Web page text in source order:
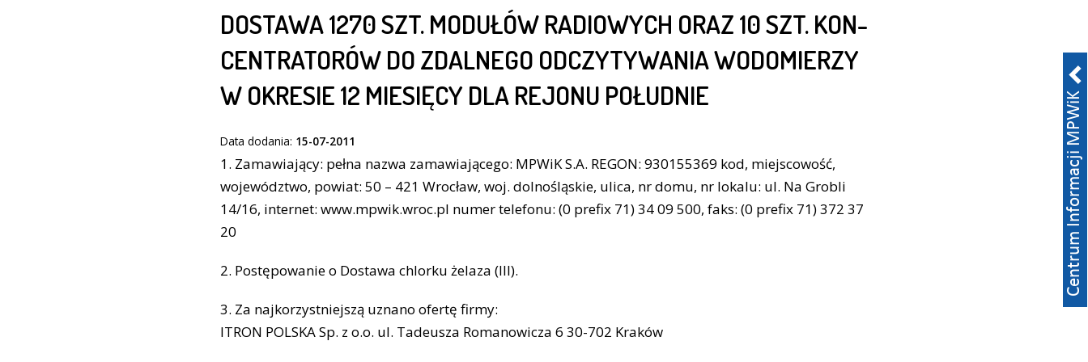
DOSTAWA 1270 SZT. MODUŁÓW RADIOWYCH ORAZ 10 SZT. KON-
CENTRATORÓW DO ZDALNEGO ODCZYTYWANIA WODOMIERZY
W OKRESIE 12 MIESIĘCY DLA REJONU POŁUDNIE
Data dodania: 15-07-2011
1. Zamawiający: pełna nazwa zamawiającego: MPWiK S.A. REGON: 930155369 kod, miejscowość,
województwo, powiat: 50 – 421 Wrocław, woj. dolnośląskie, ulica, nr domu, nr lokalu: ul. Na Grobli
14/16, internet: www.mpwik.wroc.pl numer telefonu: (0 prefix 71) 34 09 500, faks: (0 prefix 71) 372 37
20
2. Postępowanie o Dostawa chlorku żelaza (III).
3. Za najkorzystniejszą uznano ofertę firmy:
ITRON POLSKA Sp. z o.o. ul. Tadeusza Romanowicza 6 30-702 Kraków